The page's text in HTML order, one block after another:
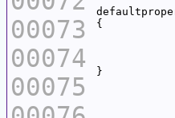
00073
00074
00075